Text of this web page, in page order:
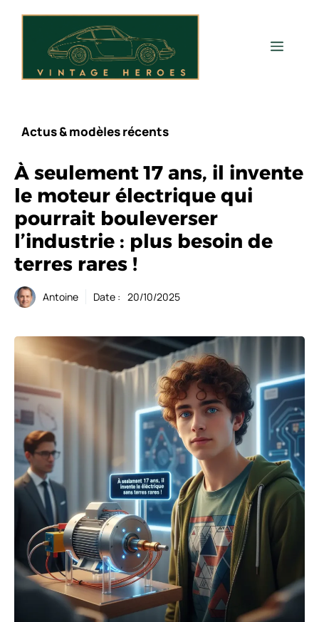
Menu
Actus & modèles récents
À seulement 17 ans, il invente
le moteur électrique qui
pourrait bouleverser
l’industrie : plus besoin de
terres rares !
Antoine Date : 20/10/2025